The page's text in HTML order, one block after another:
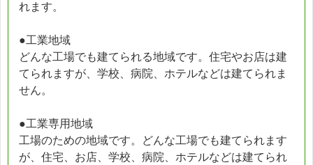
れます。
●工業地域
どんな工場でも建てられる地域です。住宅やお店は建
てられますが、学校、病院、ホテルなどは建てられま
せん。
●工業専用地域
工場のための地域です。どんな工場でも建てられます
が、住宅、お店、学校、病院、ホテルなどは建てられ